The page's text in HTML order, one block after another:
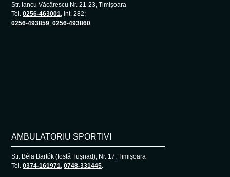
Str. Iancu Văcărescu Nr. 21-23, Timișoara
Tel.0256-463001, int. 282;
0256-493859,0256-493860
AMBULATORIU SPORTIVI
Str. Béla Bartók (fostă Tușnad), Nr. 17, Timișoara
Tel.0374-161971,0748-331445.